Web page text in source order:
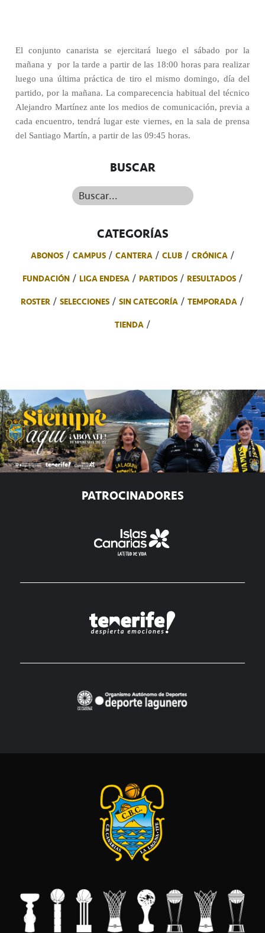
El conjunto canarista se ejercitará luego el sábado por la
mañana y por la tarde a partir de las 18:00 horas para realizar
luego una última práctica de tiro el mismo domingo, día del
partido, por la mañana. La comparecencia habitual del técnico
Alejandro Martínez ante los medios de comunicación, previa a
cada encuentro, tendrá lugar este viernes, en la sala de prensa
del Santiago Martín, a partir de las 09:45 horas.
BUSCAR
Buscar...
CATEGORÍAS
ABONOS CAMPUS CANTERA CLUB
CRÓNICA
FUNDACIÓN
LIGA ENDESA PARTIDOS
RESULTADOS
ROSTER
SELECCIONES SIN CATEGORÍA
TEMPORADA
TIENDA
PATROCINADORES